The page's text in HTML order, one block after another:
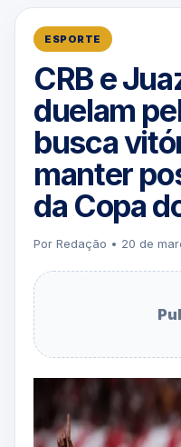
ESPORTE
CRB e
duelam
busca
manter
da Copa
Por Redação • 20 de